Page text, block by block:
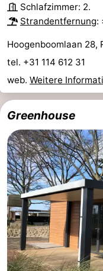
Schlafzimmer: 2.
Strandentfernung:
Hoogenboomlaan 28,
tel. +31 114 612 31
web. Weitere
Greenhouse